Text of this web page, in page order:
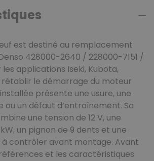
est destiné au remplacement
428000-2640 / 228000-7151 /
les applications Iseki, Kubota,
rétablir le démarrage du moteur
présente une usure, une
ou un défaut d’entraînement. Sa
une tension de 12 V, une
un pignon de 9 dents et une
contrôler avant montage. Avant
et les caractéristiques